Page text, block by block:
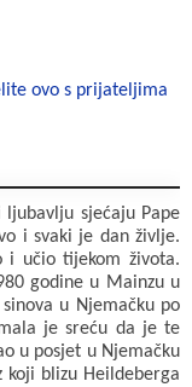
ovo s prijateljima
sjećaju Pape
i svaki je dan življe.
i učio tijekom života.
godine u Mainzu u
u Njemačku po
je sreću da je te
u posjet u Njemačku
blizu Heildeberga